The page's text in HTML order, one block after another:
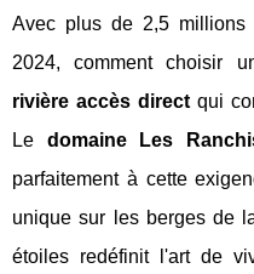
Avec plus de 2,5 millions
2024, comment choisir
rivière accès direct qui
Le domaine Les
parfaitement à cette
unique sur les berges de
étoiles redéfinit l'art de